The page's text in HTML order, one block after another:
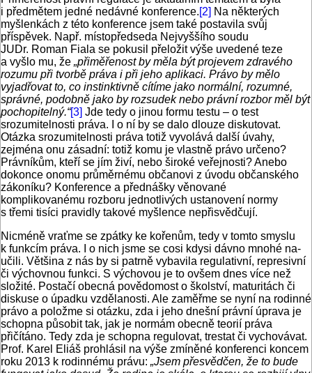
i předmětem jedné nedávné konference.[2] Na některých
myšlenkách z této konference jsem také postavila svůj
příspěvek. Např. místopředseda Nejvyššího soudu
JUDr. Roman Fiala se pokusil přeložit výše uvedené teze
a vyšlo mu, že „přiměřenost by měla být projevem zdravého
rozumu při tvorbě práva i při jeho aplikaci. Právo by mělo
vyjadřovat to, co instinktivně cítíme jako normální, rozumné,
správné, podobně jako by rozsudek nebo právní rozbor měl být
pochopitelný.“[3] Jde tedy o jinou formu testu – o test
srozumitelnosti práva. I o ní by se dalo dlouze diskutovat.
Otázka srozumitelnosti práva totiž vyvolává další úvahy,
zejména onu zásadní: totiž komu je vlastně právo určeno?
Právníkům, kteří se jím živí, nebo široké veřejnosti? Anebo
dokonce onomu průměrnému občanovi z úvodu občanského
zákoníku? Konference a přednášky věnované
komplikovanému rozboru jednotlivých ustanovení normy
s třemi tisíci pravidly takové myšlence nepřisvědčují.
Nicméně vraťme se zpátky ke kořenům, tedy v tomto smyslu
k funkcím práva. I o nich jsme se cosi kdysi dávno mnohé na­
učili. Většina z nás by si patrně vybavila regulativní, represivní
či výchovnou funkci. S výchovou je to ovšem dnes více než
složité. Postačí obecná povědomost o školství, maturitách či
diskuse o úpadku vzdělanosti. Ale zaměřme se nyní na rodinné
právo a položme si otázku, zda i jeho dnešní právní úprava je
schopna působit tak, jak je normám obecně teorií práva
přičítáno. Tedy zda je schopna regulovat, trestat či vychovávat.
Prof. Karel Eliáš prohlásil na výše zmíněné konferenci koncem
roku 2013 k rodinnému právu: „Jsem přesvědčen, že to bude